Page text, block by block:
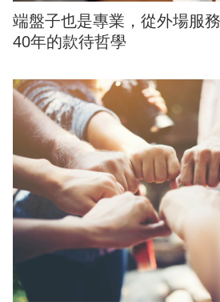
端盤子也是專業，從外場服
40年的款待哲學